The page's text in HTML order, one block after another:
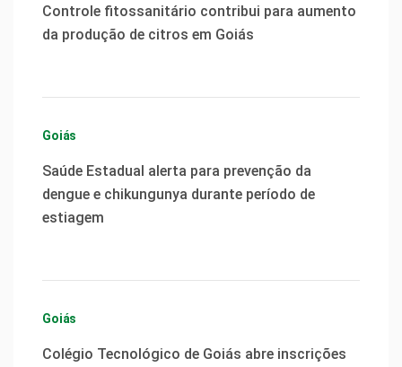
Controle fitossanitário contribui para aumento
da produção de citros em Goiás
Goiás
Saúde Estadual alerta para prevenção da
dengue e chikungunya durante período de
estiagem
Goiás
Colégio Tecnológico de Goiás abre inscrições